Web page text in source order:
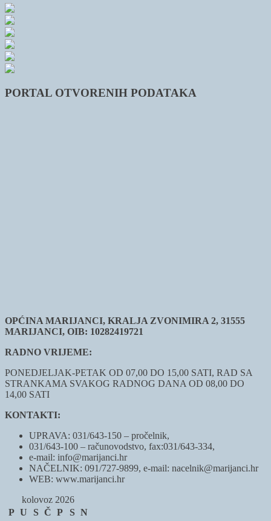
PORTAL OTVORENIH PODATAKA
OPĆINA MARIJANCI, KRALJA ZVONIMIRA 2, 31555
MARIJANCI, OIB: 10282419721
RADNO VRIJEME:
PONEDJELJAK-PETAK OD 07,00 DO 15,00 SATI, RAD SA
STRANKAMA SVAKOG RADNOG DANA OD 08,00 DO
14,00 SATI
KONTAKTI:
UPRAVA: 031/643-150 – pročelnik,
031/643-100 – računovodstvo, fax:031/643-334,
e-mail: info@marijanci.hr
NAČELNIK: 091/727-9899, e-mail: nacelnik@marijanci.hr
WEB: www.marijanci.hr
kolovoz 2026
P U S Č P S N